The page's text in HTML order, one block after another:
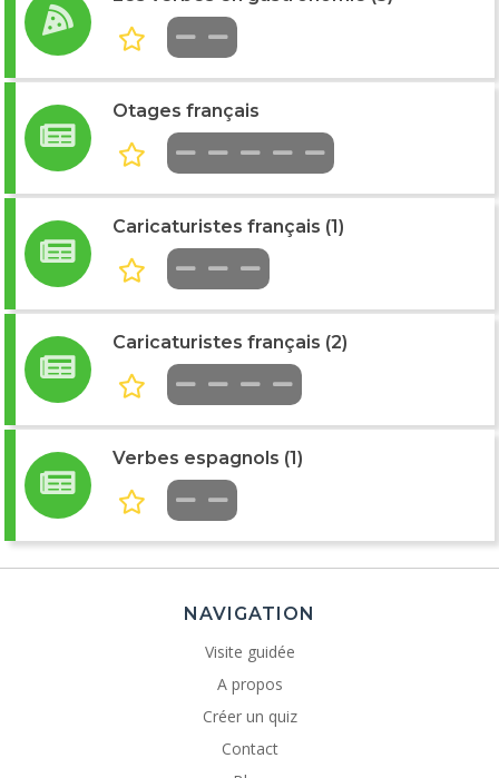
Otages français
Caricaturistes français (1)
Caricaturistes français (2)
Verbes espagnols (1)
NAVIGATION
Visite guidée
A propos
Créer un quiz
Contact